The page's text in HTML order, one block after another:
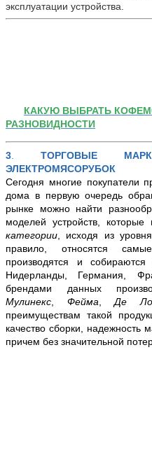
эксплуатации устройства.
КАКУЮ ВЫБРАТЬ
РАЗНОВИДНОСТИ
3. ТОРГОВЫЕ
ЭЛЕКТРОМЯСОРУБОК
Сегодня многие покупатели
дома в первую очередь
рынке можно найти
моделей устройств, которые
категории, исходя из
правило, относятся
производятся и
Нидерланды, Германия,
брендами данных
Мулинекс, Фейма,Де
преимуществам такой
качество сборки, надежность
причем без значительной